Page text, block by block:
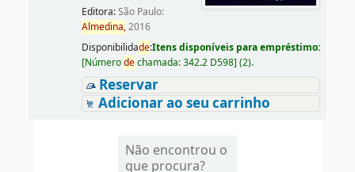
Editora:São Paulo:
Almedina,2016
Disponibilidade:Itens disponíveis para empréstimo:
[Númerodechamada:342.2 D598] (2).
Reservar
Adicionar ao seu carrinho
Não encontrou o
que procura?